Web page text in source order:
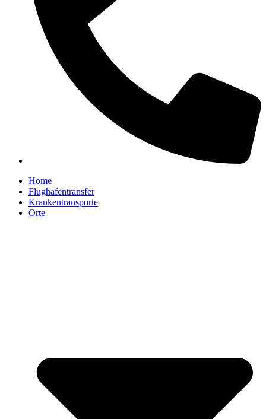
Home
Flughafentransfer
Krankentransporte
Orte